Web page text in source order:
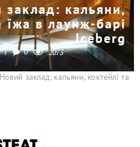
заклад: кальяни,
їжа в лаунж-барі
Iceberg
1 0 2073
Новий заклад: кальяни, коктейлі та